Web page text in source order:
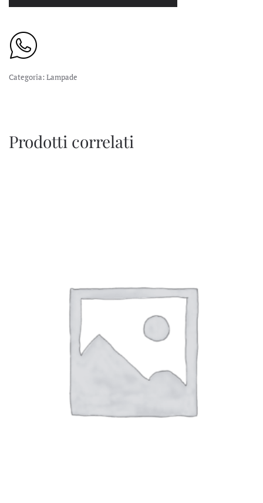
Categoria: Lampade
Prodotti correlati